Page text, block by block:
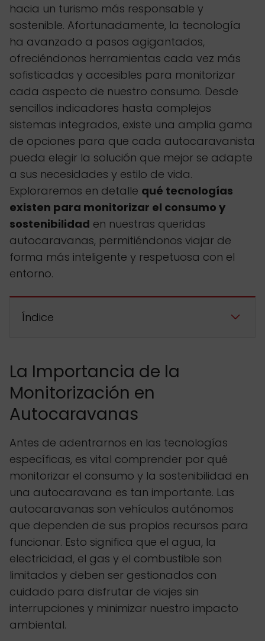
hacia un turismo más responsable y
sostenible. Afortunadamente, la tecnología
ha avanzado a pasos agigantados,
ofreciéndonos herramientas cada vez más
sofisticadas y accesibles para monitorizar
cada aspecto de nuestro consumo. Desde
sencillos indicadores hasta complejos
sistemas integrados, existe una amplia gama
de opciones para que cada autocaravanista
pueda elegir la solución que mejor se adapte
a sus necesidades y estilo de vida.
Exploraremos en detalle qué tecnologías
existen para monitorizar el consumo y
sostenibilidad en nuestras queridas
autocaravanas, permitiéndonos viajar de
forma más inteligente y respetuosa con el
entorno.
Índice
La Importancia de la
Monitorización en
Autocaravanas
Antes de adentrarnos en las tecnologías
específicas, es vital comprender por qué
monitorizar el consumo y la sostenibilidad en
una autocaravana es tan importante. Las
autocaravanas son vehículos autónomos
que dependen de sus propios recursos para
funcionar. Esto significa que el agua, la
electricidad, el gas y el combustible son
limitados y deben ser gestionados con
cuidado para disfrutar de viajes sin
interrupciones y minimizar nuestro impacto
ambiental.